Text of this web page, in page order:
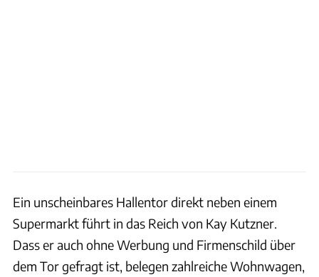
Ein unscheinbares Hallentor direkt neben einem
Supermarkt führt in das Reich von Kay Kutzner.
Dass er auch ohne Werbung und Firmenschild über
dem Tor gefragt ist, belegen zahlreiche Wohnwagen,